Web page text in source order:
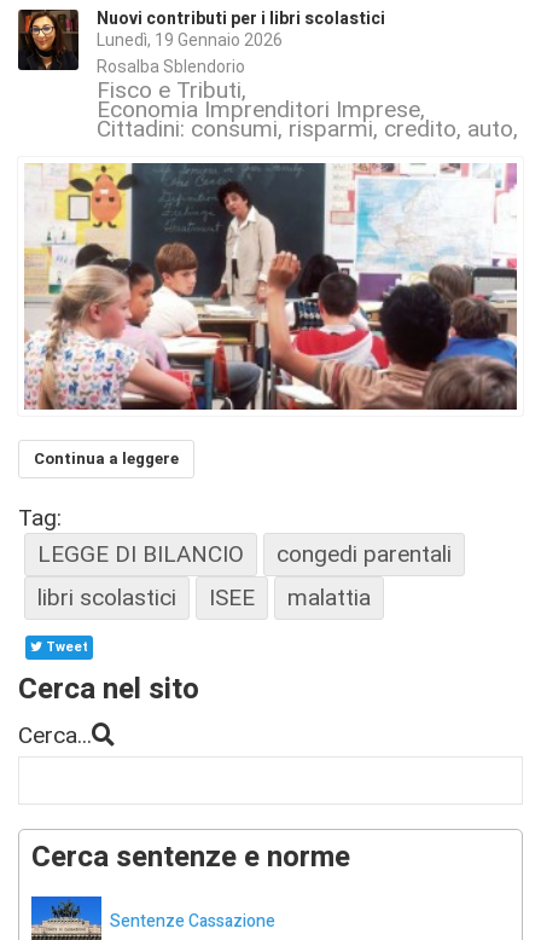
Nuovi contributi per i libri scolastici
Lunedì, 19 Gennaio 2026
Rosalba Sblendorio
Fisco e Tributi
Economia Imprenditori Imprese
Cittadini: consumi, risparmi, credito, auto,
Continua a leggere
Tag:
LEGGE DI BILANCIO
congedi parentali
libri scolastici
ISEE malattia
Tweet
Cerca nel sito
Cerca...
Cerca sentenze e norme
Sentenze Cassazione